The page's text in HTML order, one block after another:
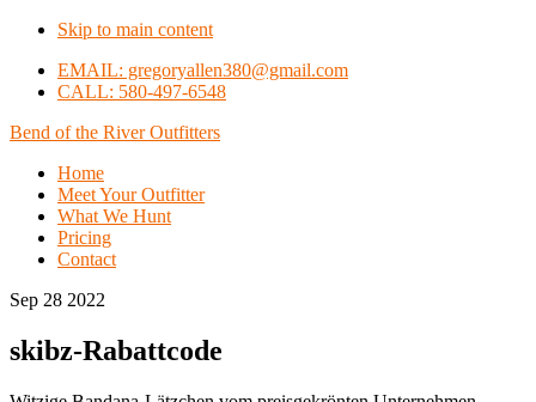
Skip to main content
EMAIL: gregoryallen380@gmail.com
CALL: 580-497-6548
Bend of the River Outfitters
Home
Meet Your Outfitter
What We Hunt
Pricing
Contact
Sep 28 2022
skibz-Rabattcode